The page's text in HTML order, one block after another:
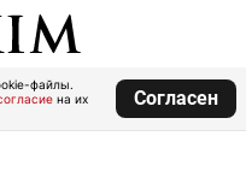
файлы.
на их
Согласен